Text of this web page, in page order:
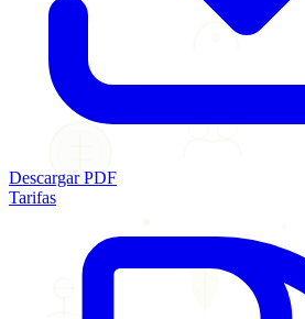
Descargar PDF
Tarifas